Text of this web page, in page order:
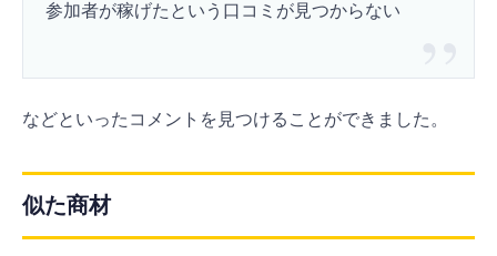
参加者が稼げたという口コミが見つからない
などといったコメントを見つけることができました。
似た商材